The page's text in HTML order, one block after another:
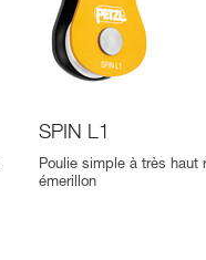
SPIN L1
Poulie simple à très haut
émerillon